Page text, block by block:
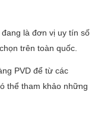
là đơn vị uy tín số
trên toàn quốc.
PVD để từ các
thể tham khảo những